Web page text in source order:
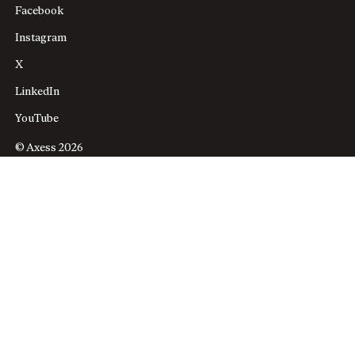
Facebook
Instagram
X
LinkedIn
YouTube
© Axess 2026